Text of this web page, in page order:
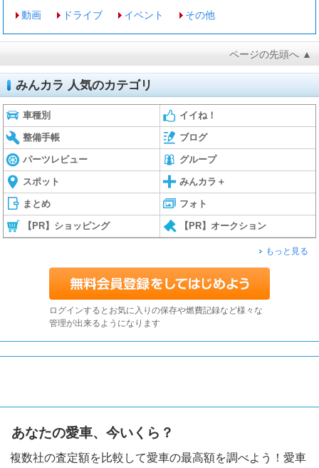
動画 ドライブ イベント その他
ページの先頭へ ▲
みんカラ 人気のカテゴリ
車種別 イイね！
整備手帳 ブログ
パーツレビュー グループ
スポット みんカラ＋
まとめ フォト
【PR】ショッピング 【PR】オークション
もっと見る
ログインするとお気に入りの保存や燃費記録など様々な
管理が出来るようになります
あなたの愛車、今いくら？
複数社の査定額を比較して愛車の最高額を調べよう！愛車